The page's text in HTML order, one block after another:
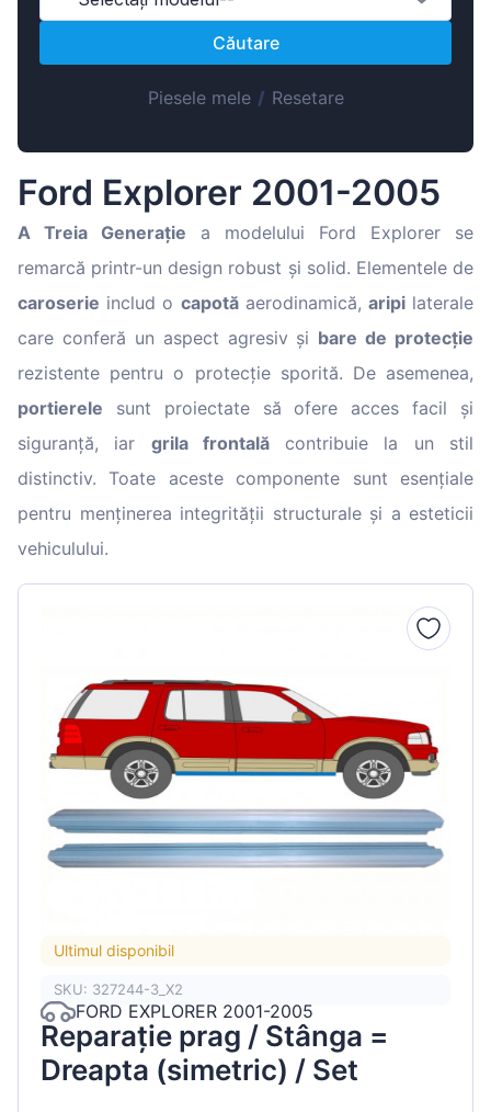
Lietuvių
Slovenian
Latvian
Slovenčina
Căutare
Piesele mele/ Resetare
Ford Explorer 2001-2005
A Treia Generație a modelului Ford Explorer se
remarcă printr-un design robust și solid. Elementele de
caroserie includ o capotăaerodinamică, aripilaterale
care conferă un aspect agresiv și bare de protecție
rezistente pentru o protecție sporită. De asemenea,
portierele sunt proiectate să ofere acces facil și
siguranță, iar grila frontalăcontribuie la un stil
distinctiv. Toate aceste componente sunt esențiale
pentru menținerea integrității structurale și a esteticii
vehiculului.
Ultimul disponibil
SKU: 327244-3_X2
FORD EXPLORER 2001-2005
Reparație prag / Stânga =
Dreapta (simetric) / Set